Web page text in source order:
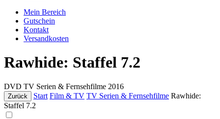
Mein Bereich
Gutschein
Kontakt
Versandkosten
Rawhide: Staffel 7.2
DVD TV Serien & Fernsehfilme 2016
Zurück Start Film & TV TV Serien & Fernsehfilme Rawhide:
Staffel 7.2